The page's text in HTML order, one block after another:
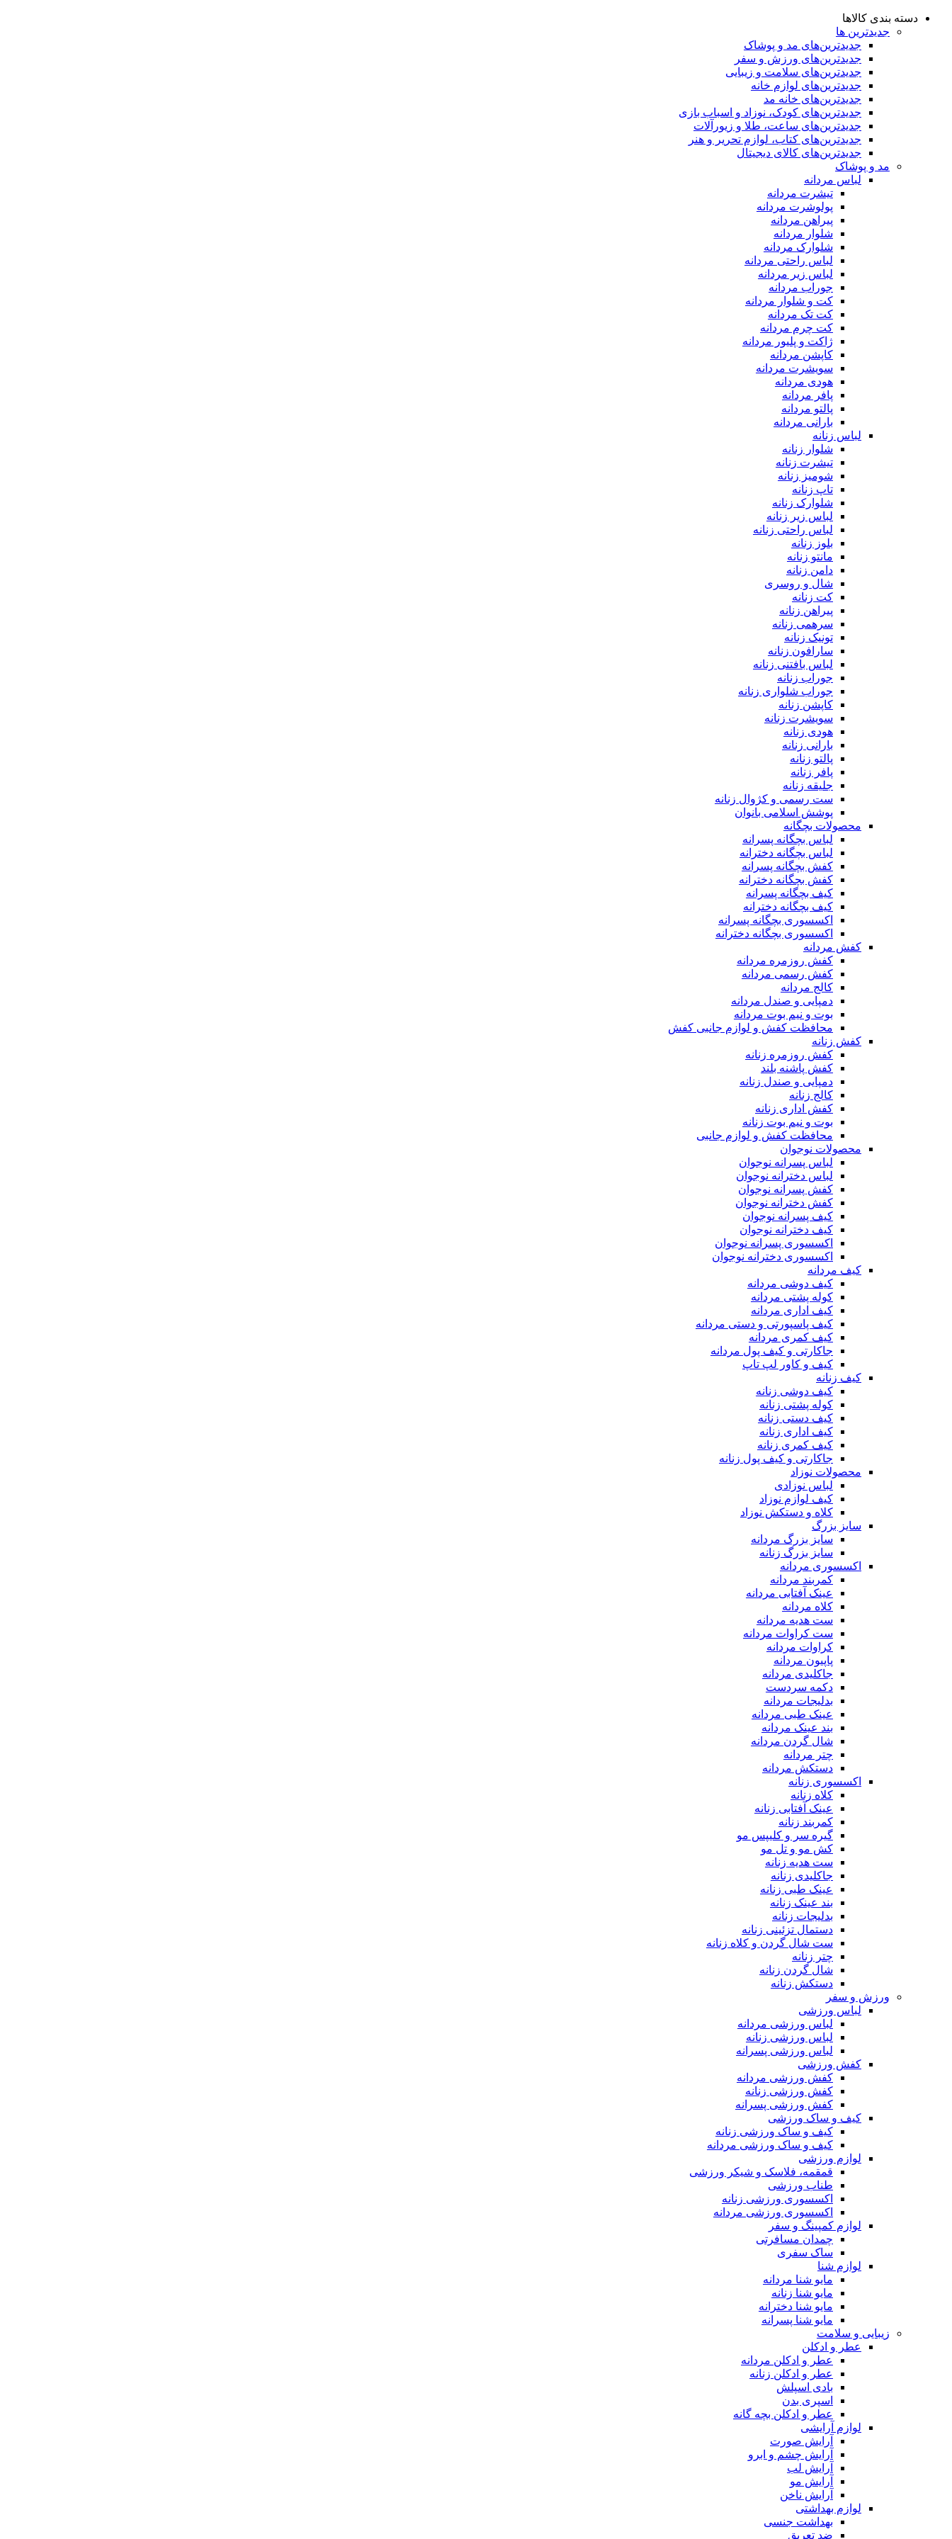
دسته بندی کالاها
جدیدترین ها
جدید‌ترین‌های مد و پوشاک
جدید‌ترین‌های ورزش و سفر
جدید‌ترین‌های سلامت و زیبایی
جدید‌ترین‌های لوازم خانه
جدیدترین‌های خانه مد
جدید‌ترین‌های کودک، نوزاد و اسباب بازی
جدید‌ترین‌های ساعت، طلا و زیورآلات
جدید‌ترین‌های کتاب، لوازم تحریر و هنر
جدید‌ترین‌های کالای دیجیتال
مد و پوشاک
لباس مردانه
تیشرت مردانه
پولوشرت مردانه
پیراهن مردانه
شلوار مردانه
شلوارک مردانه
لباس راحتی مردانه
لباس زیر مردانه
جوراب مردانه
کت و شلوار مردانه
کت تک مردانه
کت چرم مردانه
ژاکت و پلیور مردانه
کاپشن مردانه
سویشرت مردانه
هودی مردانه
پافر مردانه
پالتو مردانه
بارانی مردانه
لباس زنانه
شلوار زنانه
تیشرت زنانه
شومیز زنانه
تاپ زنانه
شلوارک زنانه
لباس زیر زنانه
لباس راحتی زنانه
بلوز زنانه
مانتو زنانه
دامن زنانه
شال و روسری
کت زنانه
پیراهن زنانه
سرهمی زنانه
تونیک زنانه
سارافون زنانه
لباس بافتنی زنانه
جوراب زنانه
جوراب شلواری زنانه
کاپشن زنانه
سویشرت زنانه
هودی زنانه
بارانی زنانه
پالتو زنانه
پافر زنانه
جلیقه زنانه
ست رسمی و کژوال زنانه
پوشش اسلامی بانوان
محصولات بچگانه
لباس بچگانه پسرانه
لباس بچگانه دخترانه
کفش بچگانه پسرانه
کفش بچگانه دخترانه
کیف بچگانه پسرانه
کیف بچگانه دخترانه
اکسسوری بچگانه پسرانه
اکسسوری بچگانه دخترانه
کفش مردانه
کفش روزمره مردانه
کفش رسمی مردانه
کالج مردانه
دمپایی و صندل مردانه
بوت و نیم بوت مردانه
محافظت کفش و لوازم جانبی کفش
کفش زنانه
کفش روزمره زنانه
کفش پاشنه بلند
دمپایی و صندل زنانه
کالج زنانه
کفش اداری زنانه
بوت و نیم بوت زنانه
محافظت کفش و لوازم جانبی
محصولات نوجوان
لباس پسرانه نوجوان
لباس دخترانه نوجوان
کفش پسرانه نوجوان
کفش دخترانه نوجوان
کیف پسرانه نوجوان
کیف دخترانه نوجوان
اکسسوری پسرانه نوجوان
اکسسوری دخترانه نوجوان
کیف مردانه
کیف دوشی مردانه
کوله پشتی مردانه
کیف اداری مردانه
کیف پاسپورتی و دستی مردانه
کیف کمری مردانه
جاکارتی و کیف پول مردانه
کیف و کاور لپ تاپ
کیف زنانه
کیف دوشی زنانه
کوله پشتی زنانه
کیف دستی زنانه
کیف اداری زنانه
کیف کمری زنانه
جاکارتی و کیف پول زنانه
محصولات نوزاد
لباس نوزادی
کیف لوازم نوزاد
کلاه و دستکش نوزاد
سایز بزرگ
سایز بزرگ مردانه
سایز بزرگ زنانه
اکسسوری مردانه
کمربند مردانه
عینک آفتابی مردانه
کلاه مردانه
ست هدیه مردانه
ست کراوات مردانه
کراوات مردانه
پاپیون مردانه
جاکلیدی مردانه
دکمه سردست
بدلیجات مردانه
عینک طبی مردانه
بند عینک مردانه
شال گردن مردانه
چتر مردانه
دستکش مردانه
اکسسوری زنانه
کلاه زنانه
عینک آفتابی زنانه
کمربند زنانه
گیره سر و کلیپس مو
کش مو و تل مو
ست هدیه زنانه
جاکلیدی زنانه
عینک طبی زنانه
بند عینک زنانه
بدلیجات زنانه
دستمال تزئینی زنانه
ست شال گردن و کلاه زنانه
چتر زنانه
شال گردن زنانه
دستکش زنانه
ورزش و سفر
لباس ورزشی
لباس ورزشی مردانه
لباس ورزشی زنانه
لباس ورزشی پسرانه
کفش ورزشی
کفش ورزشی مردانه
کفش ورزشی زنانه
کفش ورزشی پسرانه
کیف و ساک ورزشی
کیف و ساک ورزشی زنانه
کیف و ساک ورزشی مردانه
لوازم ورزشی
قمقمه، فلاسک و شیکر ورزشی
طناب ورزشی
اکسسوری ورزشی زنانه
اکسسوری ورزشی مردانه
لوازم کمپینگ و سفر
چمدان مسافرتی
ساک سفری
لوازم شنا
مایو شنا مردانه
مایو شنا زنانه
مایو شنا دخترانه
مایو شنا پسرانه
زیبایی و سلامت
عطر و ادکلن
عطر و ادکلن مردانه
عطر و ادکلن زنانه
بادی اسپلش
اسپری بدن
عطر و ادکلن بچه گانه
لوازم آرایشی
آرایش صورت
آرایش چشم و ابرو
آرایش لب
آرایش مو
آرایش ناخن
لوازم بهداشتی
بهداشت جنسی
ضد تعریق